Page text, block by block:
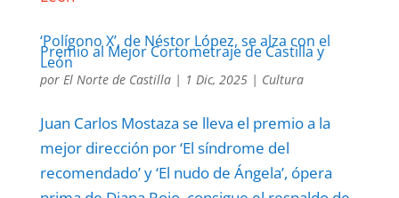
‘Polígono X’, de Néstor López, se alza con el
Premio al Mejor Cortometraje de Castilla y
León
por El Norte de Castilla| 1 Dic, 2025| Cultura
Juan Carlos Mostaza se lleva el premio a la
mejor dirección por ‘El síndrome del
recomendado’ y ‘El nudo de Ángela’, ópera